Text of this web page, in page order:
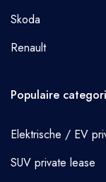
Skoda
Renault
Populaire
Elektrische / EV
SUV private lease